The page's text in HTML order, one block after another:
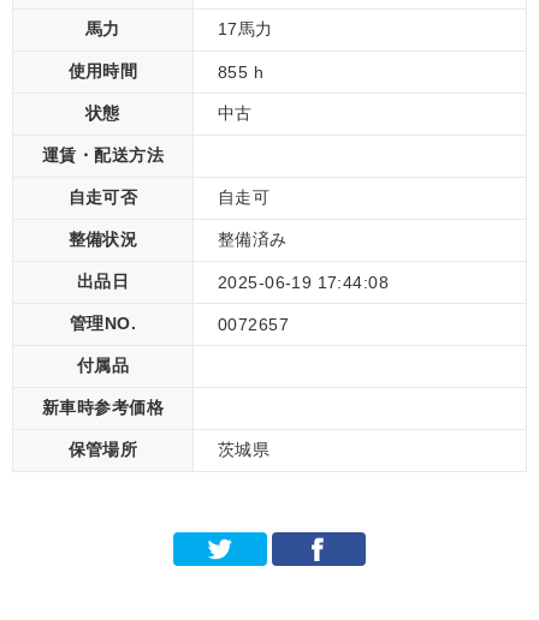
馬力 17馬力
使用時間 855 h
状態 中古
運賃・配送方法
自走可否 自走可
整備状況 整備済み
出品日 2025-06-19 17:44:08
管理NO. 0072657
付属品
新車時参考価格
保管場所 茨城県